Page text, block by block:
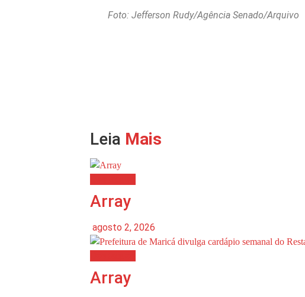
Foto: Jefferson Rudy/Agência Senado/Arquivo
Leia Mais
Array
agosto 2, 2026
Array